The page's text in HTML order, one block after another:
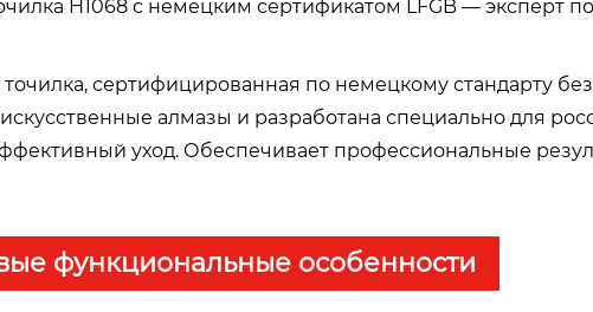
H1068 с немецким сертификатом LFGB — эксперт
точилка, сертифицированная по немецкому стандарту
алмазы и разработана специально для
уход. Обеспечивает профессиональные
функциональные особенности